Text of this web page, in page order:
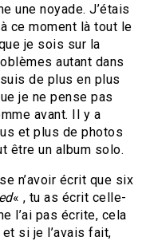
une noyade. J’étais
à ce moment là tout le
je sois sur la
autant dans
de plus en plus
je ne pense pas
avant. Il y a
et plus de photos
être un album solo.
n’avoir écrit que six
« , tu as écrit celle-
l’ai pas écrite, cela
si je l’avais fait,